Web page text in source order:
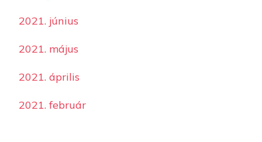
2021. június
2021. május
2021. április
2021. február